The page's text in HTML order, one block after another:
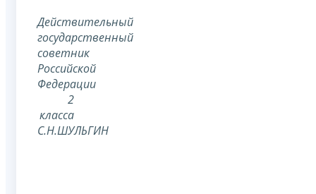
Действительный
государственный
советник
Российской
Федерации
2
класса
С.Н.ШУЛЬГИН